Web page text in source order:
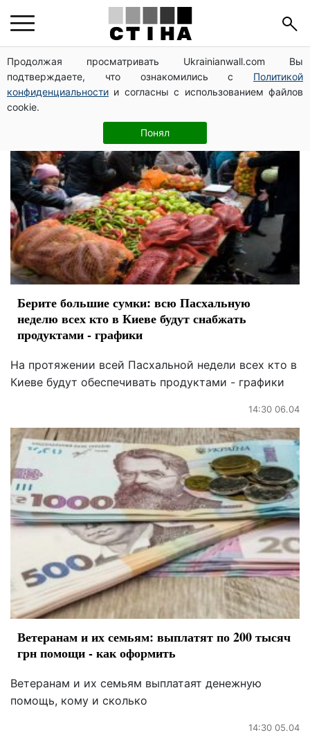
Продолжая просматривать Ukrainianwall.com Вы
подтверждаете, что ознакомились с Политикой
конфиденциальности и согласны с использованием файлов
cookie.
Понял
Киев
Берите большие сумки: всю Пасхальную
неделю всех кто в Киеве будут снабжать
продуктами - графики
На протяжении всей Пасхальной недели всех кто в
Киеве будут обеспечивать продуктами - графики
14:30 06.04
Ветеранам и их семьям: выплатят по 200 тысяч
грн помощи - как оформить
Ветеранам и их семьям выплатаят денежную
помощь, кому и сколько
14:30 05.04